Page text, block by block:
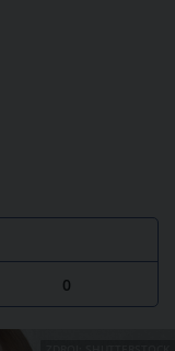
0